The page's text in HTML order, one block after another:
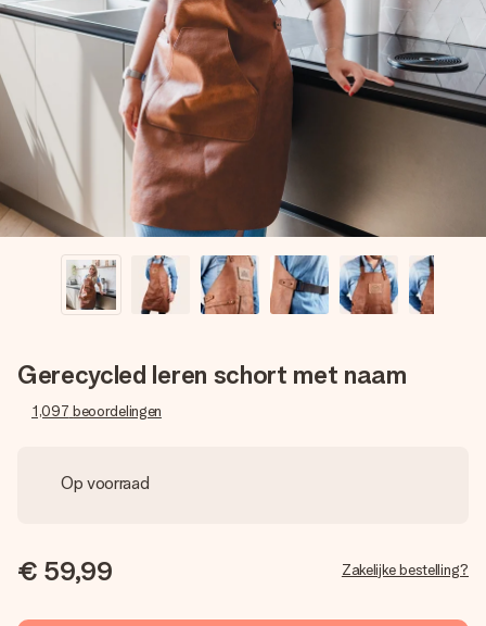
Gratis wenskaartje
Je maakt in een paar stappen iets unieks – met haar naam,
jullie foto of een boodschap die raakt. Zonder gedoe, maar
met alle aandacht voor het moment.
Gerecycled leren schort met naam
1,097 beoordelingen
Op voorraad
€ 59,99 Zakelijke bestelling?